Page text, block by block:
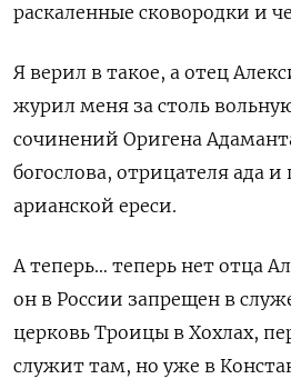
раскаленные сковородки и
Я верил в такое, а отец
журил меня за столь
сочинений Оригена
богослова, отрицателя ада
арианской ереси.
А теперь… теперь нет отца
он в России запрещен в
церковь Троицы в Хохлах,
служит там, но уже в